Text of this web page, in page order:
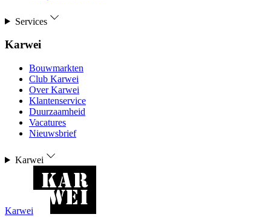
Services
Karwei
Bouwmarkten
Club Karwei
Over Karwei
Klantenservice
Duurzaamheid
Vacatures
Nieuwsbrief
Karwei
Karwei